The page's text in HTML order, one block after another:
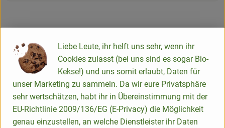
Hersteller: ÖMA
Deutschland
Liebe Leute, ihr helft uns sehr, wenn ihr
Cookies zulasst (bei uns sind es sogar Bio-
Kekse!) und uns somit erlaubt, Daten für
unser Marketing zu sammeln. Da wir eure Privatsphäre
sehr wertschätzen, habt ihr in Übereinstimmung mit der
EU-Richtlinie 2009/136/EG (E-Privacy) die Möglichkeit
genau einzustellen, an welche Dienstleister ihr Daten